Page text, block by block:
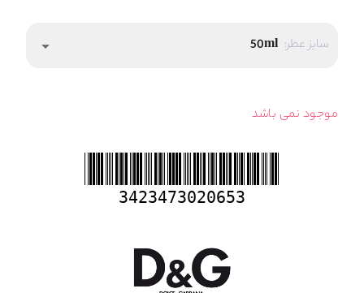
سایز عطر: 50ml
arrow_drop_down
موجود نمی باشد
3423473020653